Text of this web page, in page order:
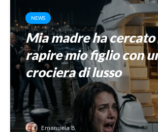
NEWS
Mia madre ha cercato
rapire mio figlio con
crociera di lusso
Emanuela B.